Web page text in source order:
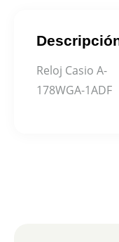
Reloj Casio A-
178WGA-1ADF